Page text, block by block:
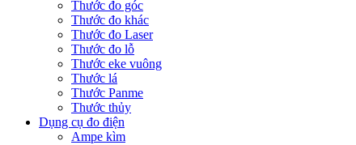
Thước đo góc
Thước đo khác
Thước đo Laser
Thước đo lỗ
Thước eke vuông
Thước lá
Thước Panme
Thước thủy
Dụng cụ đo điện
Ampe kìm